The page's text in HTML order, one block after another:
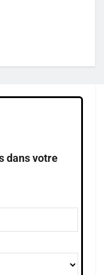
dans votre